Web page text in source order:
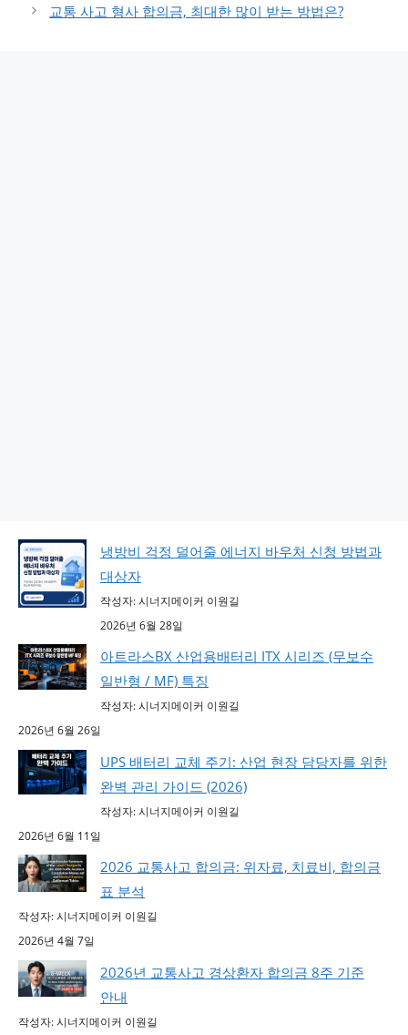
교통 사고 형사 합의금, 최대한 많이 받는 방법은?
냉방비 걱정 덜어줄 에너지 바우처 신청 방법과
대상자
작성자: 시너지메이커 이원길
2026년 6월 28일
아트라스BX 산업용배터리 ITX 시리즈 (무보수
일반형 / MF) 특징
작성자: 시너지메이커 이원길
2026년 6월 26일
UPS 배터리 교체 주기: 산업 현장 담당자를 위한
완벽 관리 가이드 (2026)
작성자: 시너지메이커 이원길
2026년 6월 11일
2026 교통사고 합의금: 위자료, 치료비, 합의금
표 분석
작성자: 시너지메이커 이원길
2026년 4월 7일
2026년 교통사고 경상환자 합의금 8주 기준
안내
작성자: 시너지메이커 이원길